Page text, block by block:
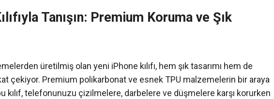
Tanışın: Premium Koruma ve Şık
üretilmiş olan yeni iPhone kılıfı, hem şık tasarımı hem de
çekiyor. Premium polikarbonat ve esnek TPU malzemelerin bir araya
kılıf, telefonunuzu çizilmelere, darbelere ve düşmelere karşı korurken